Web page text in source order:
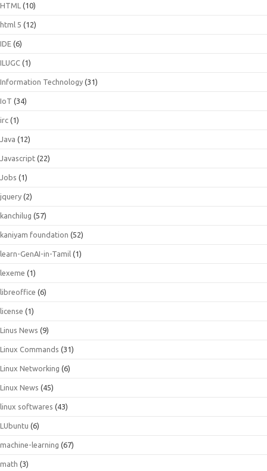
HTML (10)
html 5 (12)
IDE (6)
ILUGC (1)
Information Technology (31)
IoT (34)
irc (1)
Java (12)
Javascript (22)
Jobs (1)
jquery (2)
kanchilug (57)
kaniyam foundation (52)
learn-GenAI-in-Tamil (1)
lexeme (1)
libreoffice (6)
license (1)
Linus News (9)
Linux Commands (31)
Linux Networking (6)
Linux News (45)
linux softwares (43)
LUbuntu (6)
machine-learning (67)
math (3)